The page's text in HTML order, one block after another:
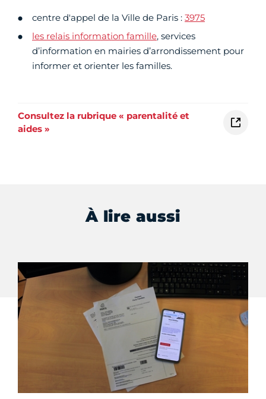
centre d'appel de la Ville de Paris : 3975
les relais information famille, services
d’information en mairies d’arrondissement pour
informer et orienter les familles.
Consultez la rubrique « parentalité et
aides »
À lire aussi